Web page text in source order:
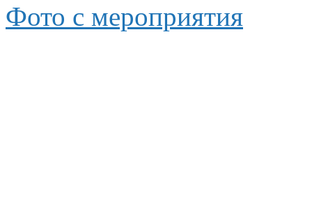
Фото с мероприятия